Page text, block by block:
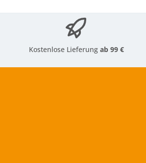
Kostenlose Lieferungab 99 €